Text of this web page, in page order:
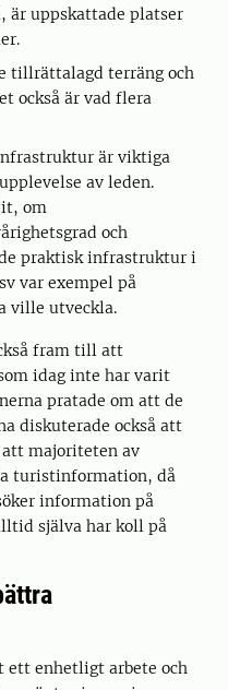
är uppskattade platser
tillrättalagd terräng och
också är vad flera
är viktiga
av leden.
om
och
praktisk infrastruktur i
var exempel på
ville utveckla.
fram till att
idag inte har varit
pratade om att de
diskuterade också att
majoriteten av
turistinformation, då
information på
själva har koll på
ett enhetligt arbete och